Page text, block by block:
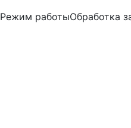
Режим работыОбработка